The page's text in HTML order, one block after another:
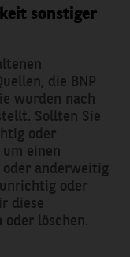
sonstiger
die BNP
wurden nach
Sollten Sie
oder
einen
anderweitig
oder
diese
löschen.